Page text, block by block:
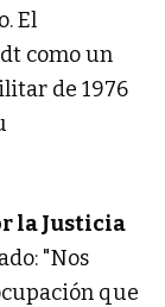
El
como un
de 1976
la Justicia
"Nos
que